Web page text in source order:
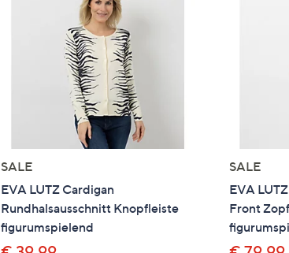
SALE
EVA LUTZ Cardigan
Rundhalsausschnitt Knopfleiste
figurumspielend
SALE
EVA
Front